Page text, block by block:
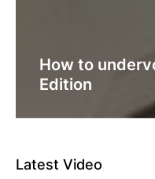
How to
Edition
Latest Video